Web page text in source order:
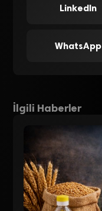
LinkedIn
WhatsApp
İlgili Haberler